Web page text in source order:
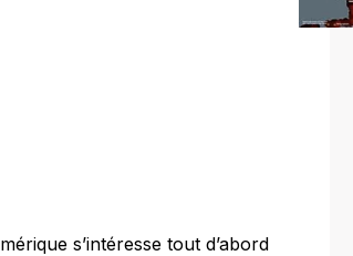
s’intéresse tout d’abord